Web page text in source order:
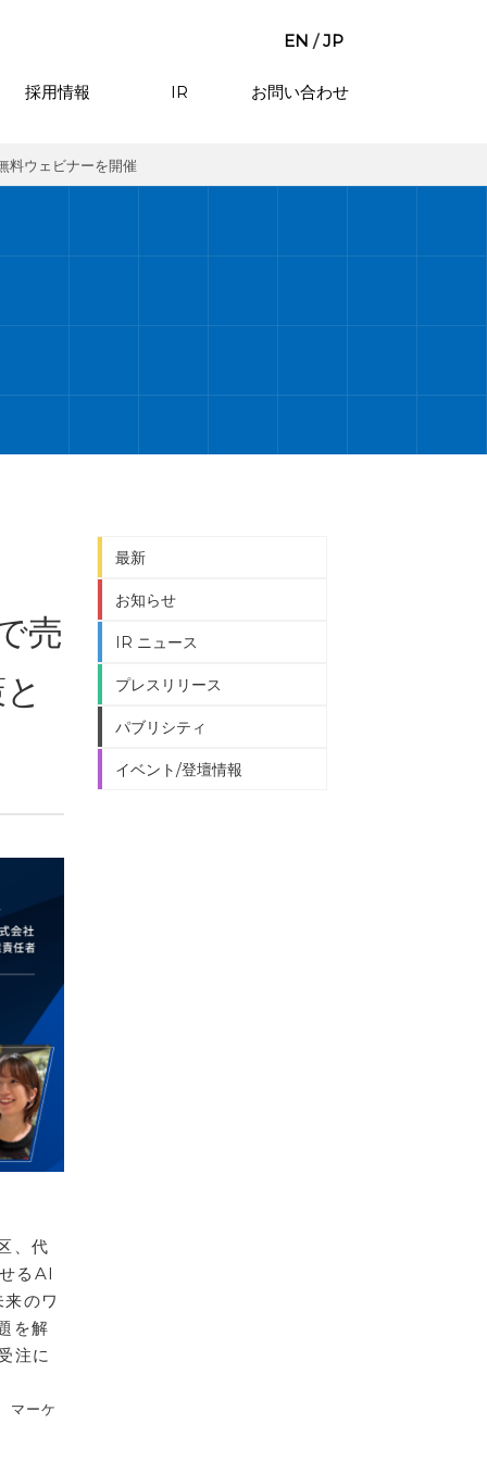
EN /JP
採用情報 IR お問い合わせ
料ウェビナーを開催
売
、代
るAI
のワ
を解
注に
マーケ
最新
お知らせ
IR ニュース
プレスリリース
パブリシティ
イベント/登壇情報